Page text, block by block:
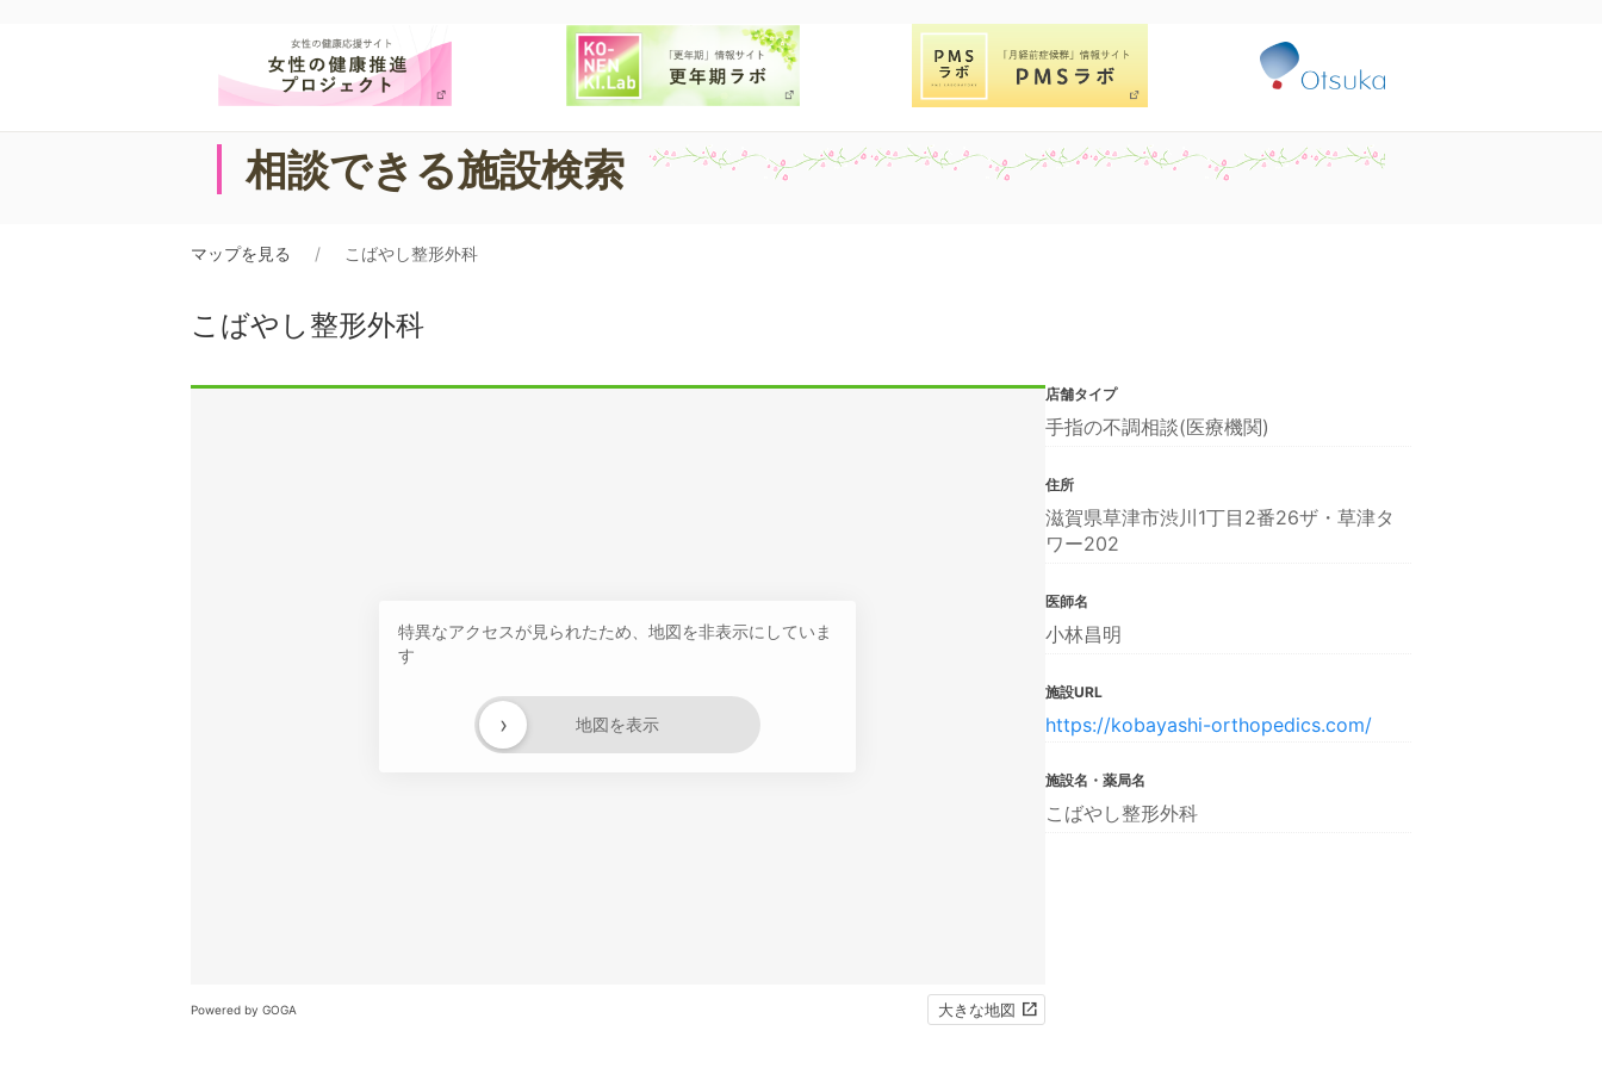
相談できる施設検索
マップを見る こばやし整形外科
こばやし整形外科
特異なアクセスが見られたため、地図を非表示にしていま
す
地図を表示
›
Powered by GOGA 大きな地図
店舗タイプ
手指の不調相談(医療機関)
住所
滋賀県草津市渋川1丁目2番26ザ・草津タ
ワー202
医師名
小林昌明
施設URL
https://kobayashi-orthopedics.com/
施設名・薬局名
こばやし整形外科